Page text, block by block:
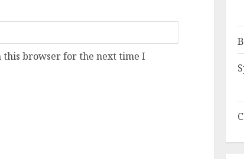
this browser for the next time I